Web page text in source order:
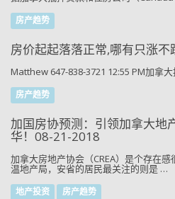
房产趋势
房价起起落落正常,哪有只涨
Matthew 647-838-3721 12:55 PM加拿
房产趋势
加国房协预测：引领加拿大地
华！08-21-2018
加拿大房地产协会（CREA）是个存在
温地产局，安省的居民最关注的则是 …
地产投资 房产趋势